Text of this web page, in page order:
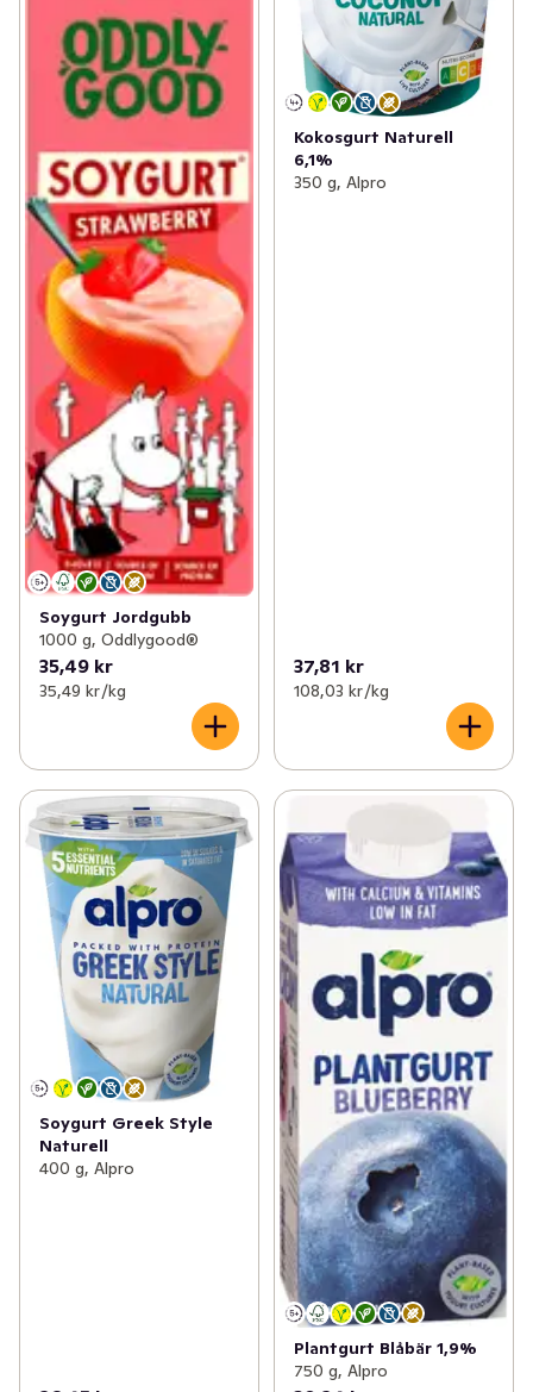
Soygurt Jordgubb
1000 g, Oddlygood®
35,49 kr
35,49 kr /kg
Kokosgurt Naturell
6,1%
350 g, Alpro
37,81 kr
108,03 kr /kg
Soygurt Greek Style
Naturell
400 g, Alpro
Plantgurt Blåbär 1,9%
750 g, Alpro